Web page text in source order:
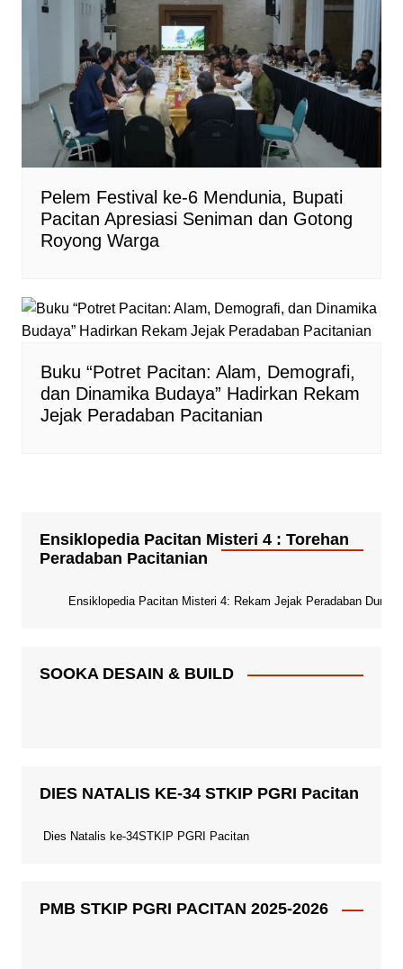
Pelem Festival ke-6 Mendunia, Bupati
Pacitan Apresiasi Seniman dan Gotong
Royong Warga
Buku “Potret Pacitan: Alam, Demografi,
dan Dinamika Budaya” Hadirkan Rekam
Jejak Peradaban Pacitanian
Ensiklopedia Pacitan Misteri 4 : Torehan
Peradaban Pacitanian
Ensiklopedia Pacitan Misteri 4: Rekam Jejak Peradaban Dunia
SOOKA DESAIN & BUILD
DIES NATALIS KE-34 STKIP PGRI Pacitan
Dies Natalis ke-34STKIP PGRI Pacitan
PMB STKIP PGRI PACITAN 2025-2026